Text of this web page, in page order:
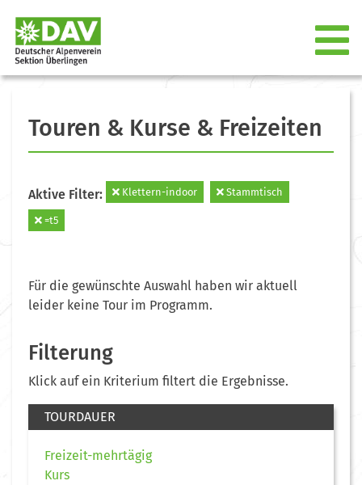
Touren & Kurse & Freizeiten
Aktive Filter: Klettern-indoor Stammtisch
=t5
Für die gewünschte Auswahl haben wir aktuell
leider keine Tour im Programm.
Filterung
Klick auf ein Kriterium filtert die Ergebnisse.
TOURDAUER
Freizeit-mehrtägig
Kurs